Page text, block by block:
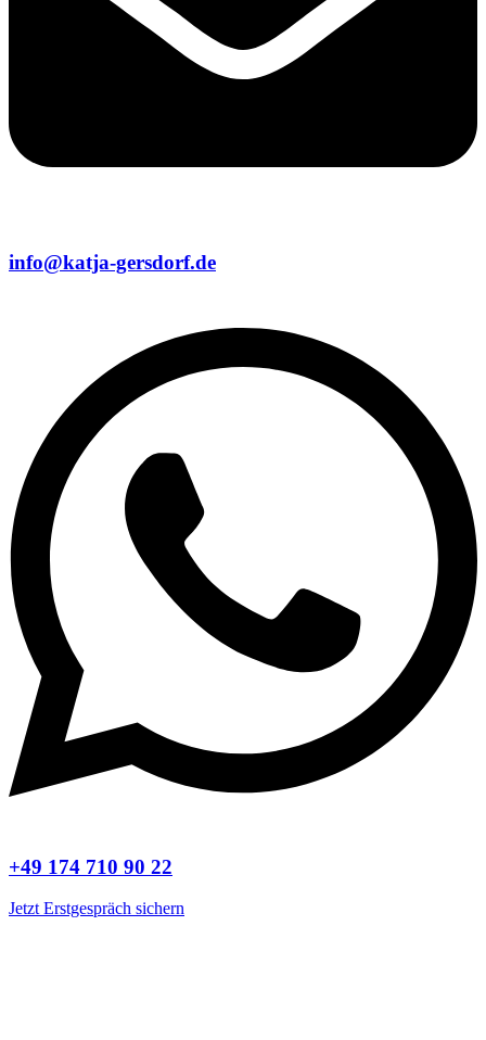
info@katja-gersdorf.de
+49 174 710 90 22
Jetzt Erstgespräch sichern